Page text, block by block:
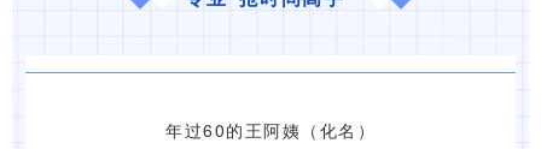
年过60的王阿姨（化名）